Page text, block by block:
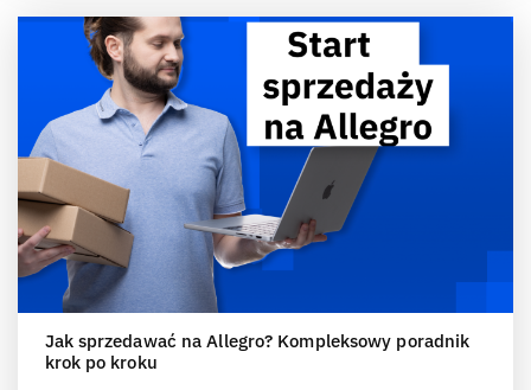
Jak sprzedawać na Allegro? Kompleksowy poradnik
krok po kroku